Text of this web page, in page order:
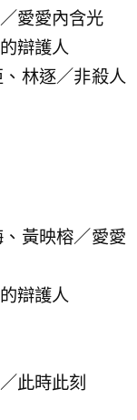
愛愛內含光
辯護人
林逐／非殺人
黃映榕／愛愛
辯護人
此時此刻